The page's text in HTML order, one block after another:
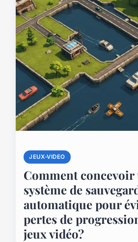
JEUX-VIDEO
Comment concevoir
système de
automatique pour
pertes de
jeux vidéo?